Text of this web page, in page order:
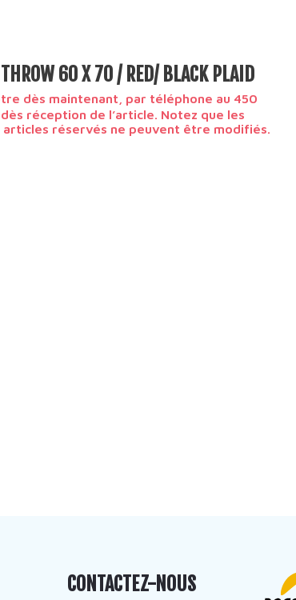
60 X 70 / RED/ BLACK PLAID
dès maintenant, par téléphone au 450
réception de l’article. Notez que les
réservés ne peuvent être modifiés.
CONTACTEZ-NOUS